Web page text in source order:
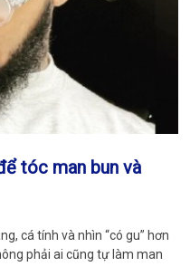
tóc man bun và
cá tính và nhìn “có gu” hơn
phải ai cũng tự làm man